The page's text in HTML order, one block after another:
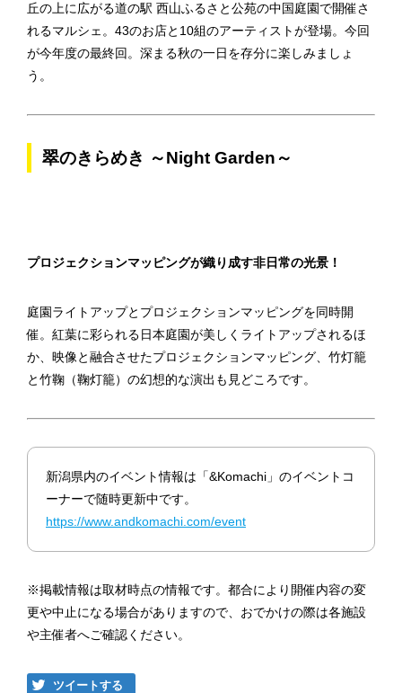
丘の上に広がる道の駅 西山ふるさと公苑の中国庭園で開催さ
れるマルシェ。43のお店と10組のアーティストが登場。今回
が今年度の最終回。深まる秋の一日を存分に楽しみましょ
う。
翠のきらめき ～Night Garden～
プロジェクションマッピングが織り成す非日常の光景！
庭園ライトアップとプロジェクションマッピングを同時開
催。紅葉に彩られる日本庭園が美しくライトアップされるほ
か、映像と融合させたプロジェクションマッピング、竹灯籠
と竹鞠（鞠灯籠）の幻想的な演出も見どころです。
新潟県内のイベント情報は「&Komachi」のイベントコ
ーナーで随時更新中です。
https://www.andkomachi.com/event
※掲載情報は取材時点の情報です。都合により開催内容の変
更や中止になる場合がありますので、おでかけの際は各施設
や主催者へご確認ください。
ツイートする